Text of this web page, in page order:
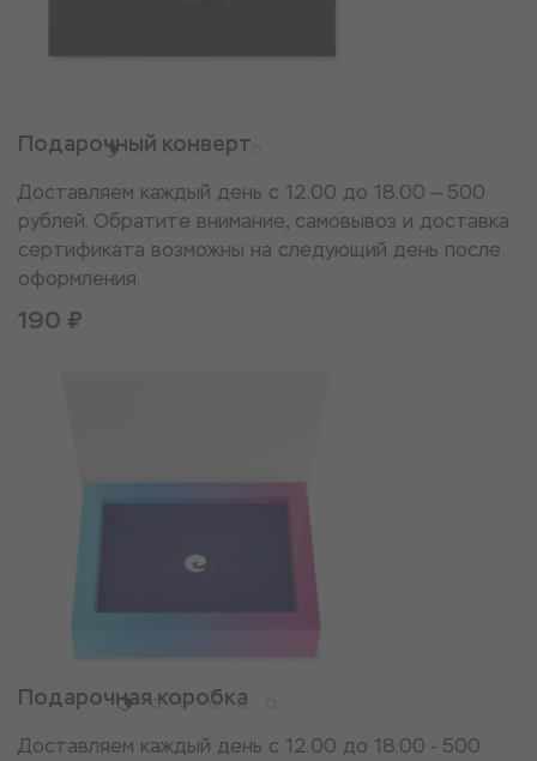
Подарочный конверт
Доставляем каждый день с 12.00 до 18.00 — 500
рублей. Обратите внимание, самовывоз и доставка
сертификата возможны на следующий день после
оформления.
190 ₽
Подарочная коробка
Доставляем каждый день с 12.00 до 18.00 - 500